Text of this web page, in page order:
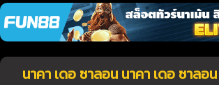
นาคา เดอ ซาลอน นาคา เดอ ซาลอน